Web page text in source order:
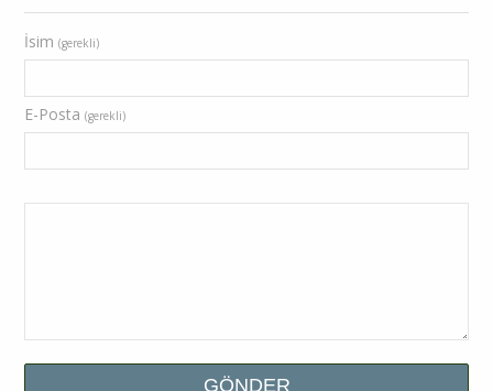
İsim (gerekli)
E-Posta (gerekli)